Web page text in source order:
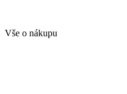
Vše o nákupu